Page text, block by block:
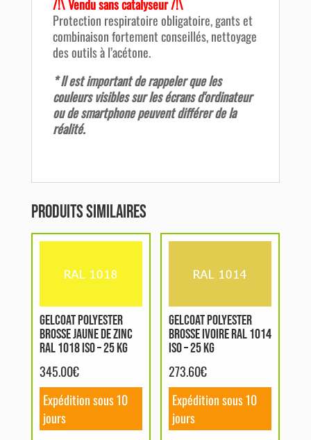
/!\ Vendu sans catalyseur /!\
Protection respiratoire obligatoire, gants et
combinaison fortement conseillés, nettoyage
des outils à l’acétone.
* Il est important de rappeler que les
couleurs visibles sur les écrans d'ordinateur
ou de smartphone peuvent différer de la
réalité.
Produits similaires
GELCOAT POLYESTER
BROSSE JAUNE DE ZINC
RAL 1018 ISO – 25 KG
345.00€
Expédition sous 10
jours
GELCOAT POLYESTER
BROSSE IVOIRE RAL 1014
ISO – 25 KG
273.60€
Expédition sous 10
jours